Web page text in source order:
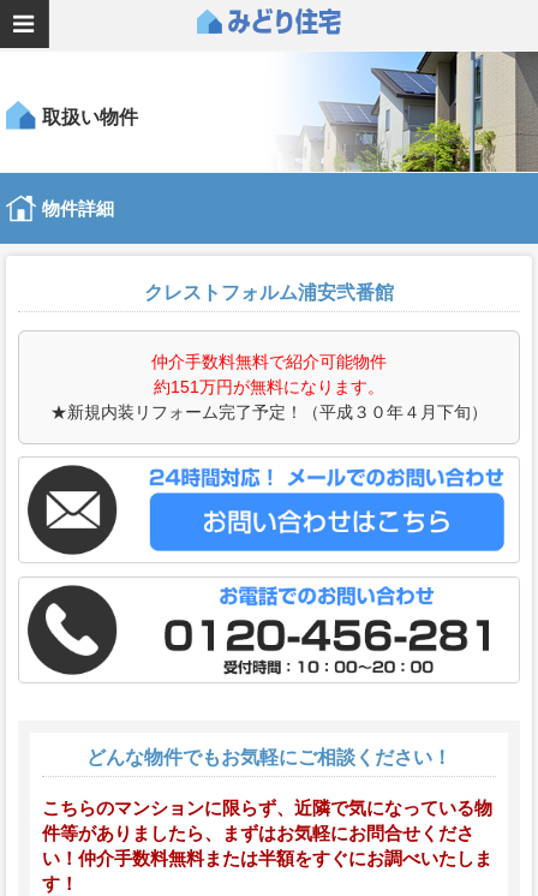
取扱い物件
物件詳細
クレストフォルム浦安弐番館
仲介手数料無料で紹介可能物件
約151万円が無料になります。
★新規内装リフォーム完了予定！（平成３０年４月下旬）
どんな物件でもお気軽にご相談ください！
こちらのマンションに限らず、近隣で気になっている物
件等がありましたら、まずはお気軽にお問合せくださ
い！仲介手数料無料または半額をすぐにお調べいたしま
す！